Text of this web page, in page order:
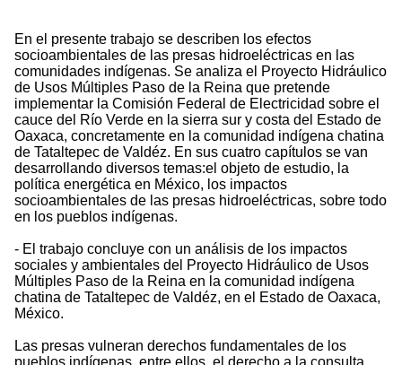
En el presente trabajo se describen los efectos
socioambientales de las presas hidroeléctricas en las
comunidades indígenas. Se analiza el Proyecto Hidráulico
de Usos Múltiples Paso de la Reina que pretende
implementar la Comisión Federal de Electricidad sobre el
cauce del Río Verde en la sierra sur y costa del Estado de
Oaxaca, concretamente en la comunidad indígena chatina
de Tataltepec de Valdéz. En sus cuatro capítulos se van
desarrollando diversos temas:el objeto de estudio, la
política energética en México, los impactos
socioambientales de las presas hidroeléctricas, sobre todo
en los pueblos indígenas.
- El trabajo concluye con un análisis de los impactos
sociales y ambientales del Proyecto Hidráulico de Usos
Múltiples Paso de la Reina en la comunidad indígena
chatina de Tataltepec de Valdéz, en el Estado de Oaxaca,
México.
Las presas vulneran derechos fundamentales de los